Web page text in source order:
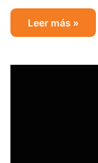
Leer más »